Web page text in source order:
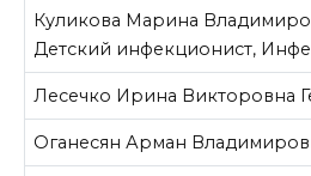
Куликова Марина
Детский инфекционист,
Лесечко Ирина Викторовна
Оганесян Арман